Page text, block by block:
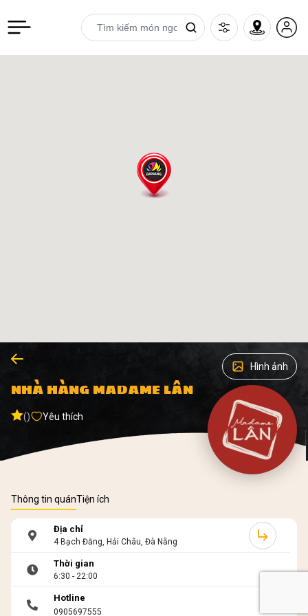
Hình ảnh
NHÀ HÀNG MADAME LÂN
() Yêu thích
Thông tin quánTiện ích
Địa chỉ
4 Bạch Đằng, Hải Châu, Đà Nẵng
Thời gian
6:30 - 22:00
Hotline
0905697555